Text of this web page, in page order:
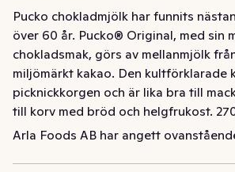
Pucko chokladmjölk har funnits
över 60 år. Pucko® Original, med sin
chokladsmak, görs av mellanmjölk
miljömärkt kakao. Den kultförklarade
picknickkorgen och är lika bra till
till korv med bröd och helgfrukost.
Pucko chokladmjölk har funnits nästan
Arla Foods AB har angett